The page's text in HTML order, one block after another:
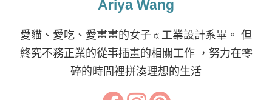
Ariya Wang
愛貓、愛吃、愛畫畫的女子☼工業設計系畢。 但
終究不務正業的從事插畫的相關工作 ，努力在零
碎的時間裡拼湊理想的生活